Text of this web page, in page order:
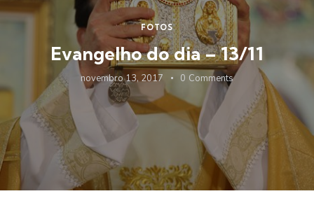
FOTOS
Evangelho do dia – 13/11
novembro 13, 2017 0 Comments